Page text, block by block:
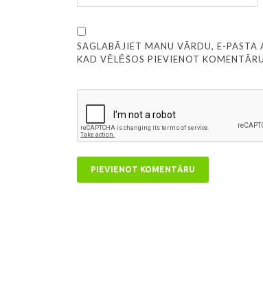
SAGLABĀJIET MANU VĀRDU, E-
KAD VĒLĒŠOS PIEVIENOT